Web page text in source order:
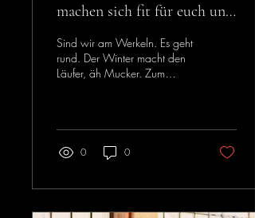
machen sich fit für euch und
den Sommer.
Sind wir am Werkeln. Es geht
rund. Der Winter macht den
Läufer, äh Mucker. Zum
0 0